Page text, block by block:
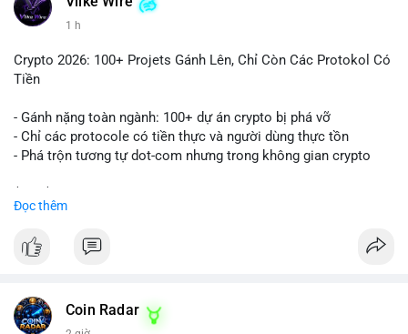
1 h
Crypto 2026: 100+ Projets Gánh Lên, Chỉ Còn Các Protokol Có
Tiền
- Gánh nặng toàn ngành: 100+ dự án crypto bị phá vỡ
- Chỉ các protocole có tiền thực và người dùng thực tồn
- Phá trộn tương tự dot-com nhưng trong không gian crypto
Đọc thêm
Coin Radar